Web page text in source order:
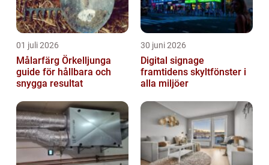
01 juli 2026
Målarfärg Örkelljunga
guide för hållbara och
snygga resultat
30 juni 2026
Digital signage
framtidens skyltfönster i
alla miljöer